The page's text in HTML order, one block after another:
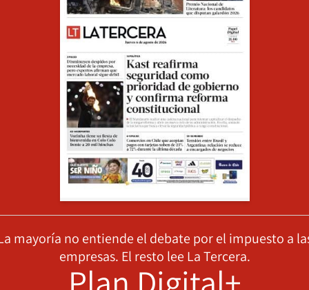
mayoría no entiende el debate por el impuesto a
empresas. El resto lee La Tercera.